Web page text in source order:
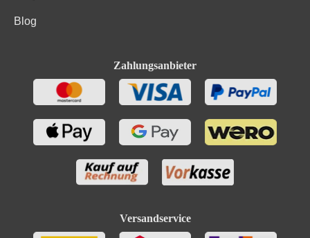
Blog
Zahlungsanbieter
Versandservice